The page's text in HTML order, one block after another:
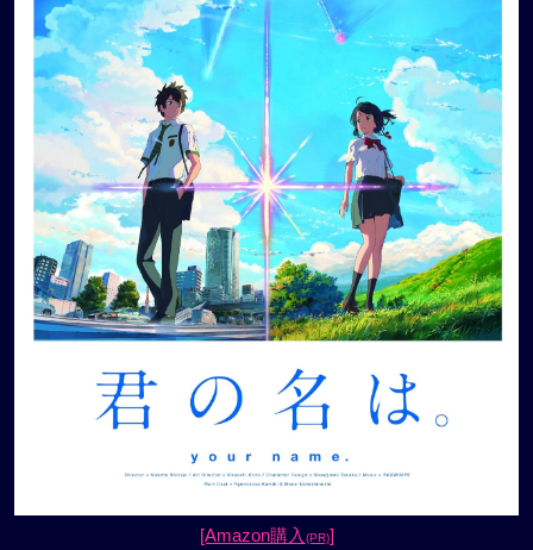
[Amazon購入 (PR)]